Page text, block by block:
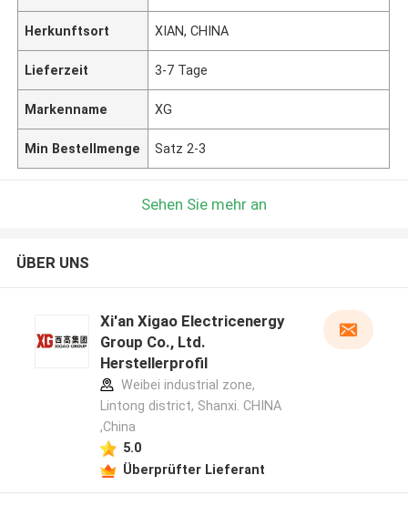
Herkunftsort XIAN, CHINA
Lieferzeit 3-7 Tage
Markenname XG
Min Bestellmenge Satz 2-3
Sehen Sie mehr an
ÜBER UNS
Xi'an Xigao Electricenergy
Group Co., Ltd.
Herstellerprofil
Weibei industrial zone,
Lintong district, Shanxi. CHINA
,China
5.0
Überprüfter Lieferant